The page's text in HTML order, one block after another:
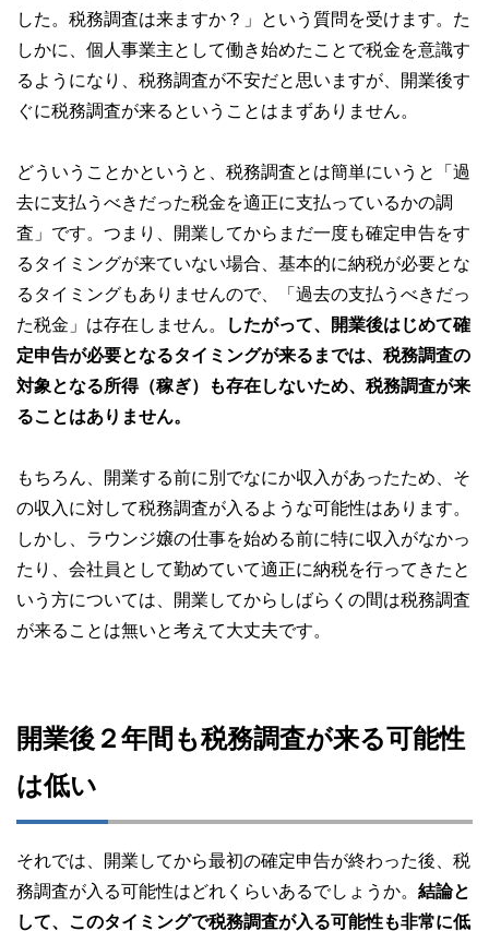
した。税務調査は来ますか？」という質問を受けます。た
しかに、個人事業主として働き始めたことで税金を意識す
るようになり、税務調査が不安だと思いますが、開業後す
ぐに税務調査が来るということはまずありません。
どういうことかというと、税務調査とは簡単にいうと「過
去に支払うべきだった税金を適正に支払っているかの調
査」です。つまり、開業してからまだ一度も確定申告をす
るタイミングが来ていない場合、基本的に納税が必要とな
るタイミングもありませんので、「過去の支払うべきだっ
た税金」は存在しません。
したがって、開業後はじめて確
定申告が必要となるタイミングが来るまでは、税務調査の
対象となる所得（稼ぎ）も存在しないため、税務調査が来
ることはありません。
もちろん、開業する前に別でなにか収入があったため、そ
の収入に対して税務調査が入るような可能性はあります。
しかし、ラウンジ嬢の仕事を始める前に特に収入がなかっ
たり、会社員として勤めていて適正に納税を行ってきたと
いう方については、開業してからしばらくの間は税務調査
が来ることは無いと考えて大丈夫です。
開業後２年間も税務調査が来る可能性
は低い
それでは、開業してから最初の確定申告が終わった後、税
務調査が入る可能性はどれくらいあるでしょうか。 結論と
して、このタイミングで税務調査が入る可能性も非常に低